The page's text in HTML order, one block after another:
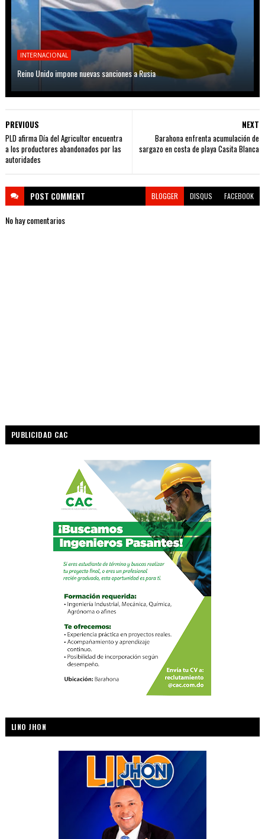
INTERNACIONAL
Reino Unido impone nuevas sanciones a Rusia
NEXT
Barahona enfrenta acumulación de
sargazo en costa de playa Casita Blanca
PREVIOUS
PLD afirma Día del Agricultor encuentra
a los productores abandonados por las
autoridades
POST COMMENT BLOGGER DISQUS FACEBOOK
No hay comentarios
PUBLICIDAD CAC
LINO JHON